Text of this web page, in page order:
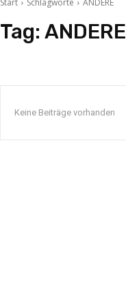
Start Schlagworte ANDERE
Tag: ANDERE
Keine Beiträge vorhanden